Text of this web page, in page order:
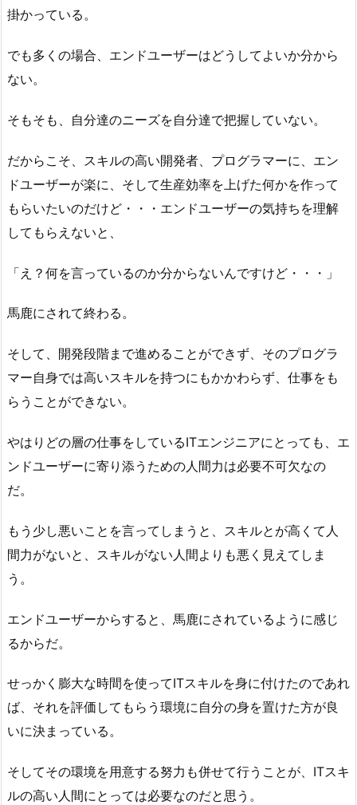
掛かっている。
でも多くの場合、エンドユーザーはどうしてよいか分から
ない。
そもそも、自分達のニーズを自分達で把握していない。
だからこそ、スキルの高い開発者、プログラマーに、エン
ドユーザーが楽に、そして生産効率を上げた何かを作って
もらいたいのだけど・・・エンドユーザーの気持ちを理解
してもらえないと、
「え？何を言っているのか分からないんですけど・・・」
馬鹿にされて終わる。
そして、開発段階まで進めることができず、そのプログラ
マー自身では高いスキルを持つにもかかわらず、仕事をも
らうことができない。
やはりどの層の仕事をしているITエンジニアにとっても、エ
ンドユーザーに寄り添うための人間力は必要不可欠なの
だ。
もう少し悪いことを言ってしまうと、スキルとが高くて人
間力がないと、スキルがない人間よりも悪く見えてしま
う。
エンドユーザーからすると、馬鹿にされているように感じ
るからだ。
せっかく膨大な時間を使ってITスキルを身に付けたのであれ
ば、それを評価してもらう環境に自分の身を置けた方が良
いに決まっている。
そしてその環境を用意する努力も併せて行うことが、ITスキ
ルの高い人間にとっては必要なのだと思う。